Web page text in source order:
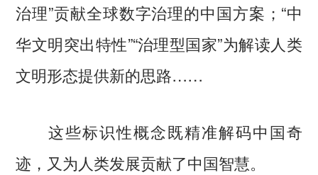
治理”贡献全球数字治理的中国方案；“中
华文明突出特性”“治理型国家”为解读人类
文明形态提供新的思路……
这些标识性概念既精准解码中国奇
迹，又为人类发展贡献了中国智慧。